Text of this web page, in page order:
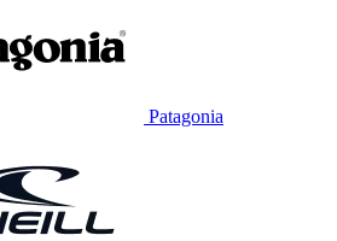
Patagonia